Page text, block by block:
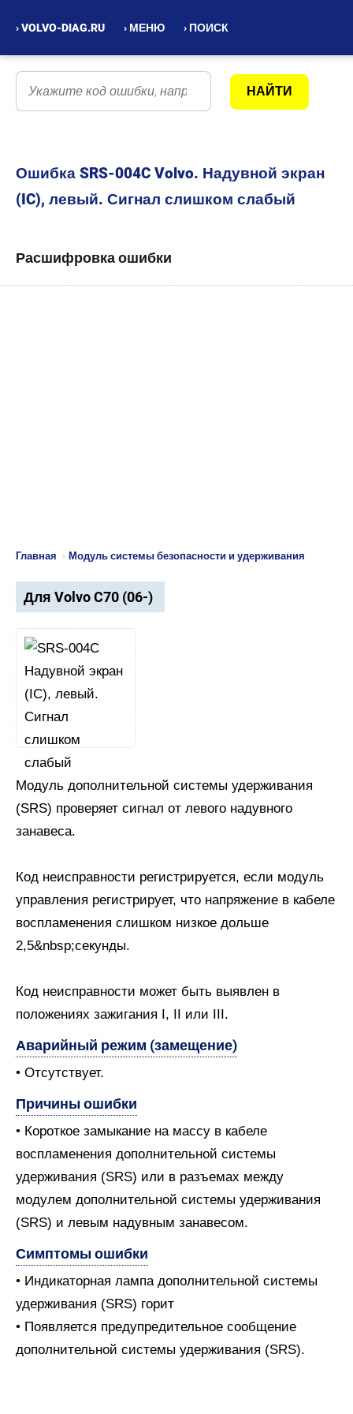
› VOLVO-DIAG.RU › МЕНЮ › ПОИСК
Ошибка SRS-004C Volvo. Надувной экран
(IC), левый. Сигнал слишком слабый
Расшифровка ошибки
Главная › Модуль системы безопасности и удерживания
Для Volvo C70 (06-)
Модуль дополнительной системы удерживания
(SRS) проверяет сигнал от левого надувного
занавеса.
Код неисправности регистрируется, если модуль
управления регистрирует, что напряжение в кабеле
воспламенения слишком низкое дольше
2,5&nbsp;секунды.
Код неисправности может быть выявлен в
положениях зажигания I, II или III.
Аварийный режим (замещение)
• Отсутствует.
Причины ошибки
• Короткое замыкание на массу в кабеле
воспламенения дополнительной системы
удерживания (SRS) или в разъемах между
модулем дополнительной системы удерживания
(SRS) и левым надувным занавесом.
Симптомы ошибки
• Индикаторная лампа дополнительной системы
удерживания (SRS) горит
• Появляется предупредительное сообщение
дополнительной системы удерживания (SRS).